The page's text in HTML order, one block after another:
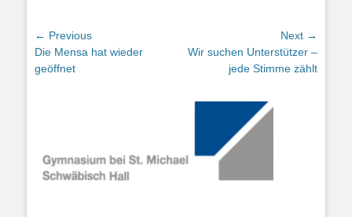
Beitragsnavigation
← Previous
Previous
post:
Die Mensa hat wieder
geöffnet
Next →
Next
Wir suchen Unterstützer –
jede Stimme zählt